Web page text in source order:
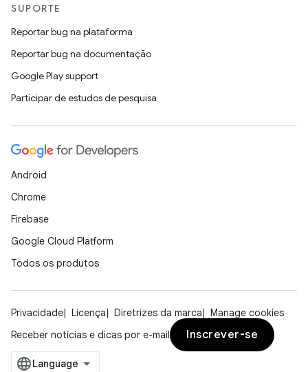
SUPORTE
Reportar bug na plataforma
Reportar bug na documentação
Google Play support
Participar de estudos de pesquisa
Android
Chrome
Firebase
Google Cloud Platform
Todos os produtos
Privacidade Licença Diretrizes da marca
Manage cookies
Receber notícias e dicas por e-mail
Inscrever-se